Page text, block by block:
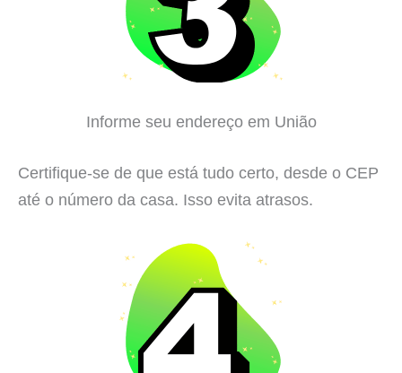
Informe seu endereço em União
Certifique-se de que está tudo certo, desde o CEP
até o número da casa. Isso evita atrasos.